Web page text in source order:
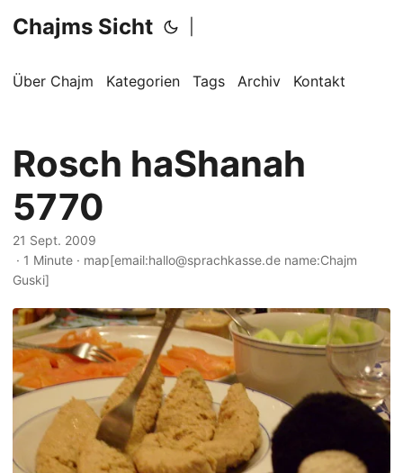
Chajms Sicht
Über Chajm Kategorien Tags Archiv Kontakt
Rosch haShanah
5770
21 Sept. 2009
· 1 Minute · map[email:hallo@sprachkasse.de name:Chajm
Guski]